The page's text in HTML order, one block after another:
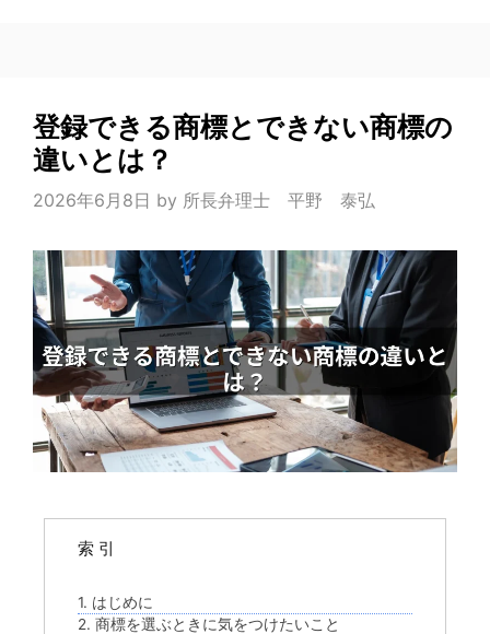
登録できる商標とできない商標の
違いとは？
2026年6月8日 by 所長弁理士 平野 泰弘
索 引
1. はじめに
2. 商標を選ぶときに気をつけたいこと